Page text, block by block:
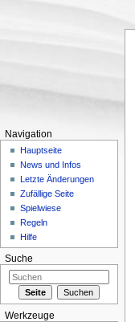
Navigation
Hauptseite
News und Infos
Letzte Änderungen
Zufällige Seite
Spielwiese
Regeln
Hilfe
Suche
Werkzeuge